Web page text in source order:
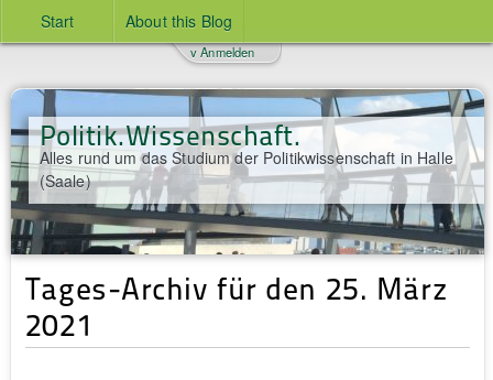
Start About this Blog
Politik.Wissenschaft.
Alles rund um das Studium der Politikwissenschaft in Halle
(Saale)
v Anmelden
Tages-Archiv für den 25. März
2021